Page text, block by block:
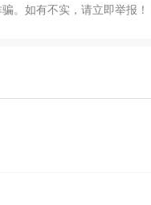
。如有不实，请立即举报！